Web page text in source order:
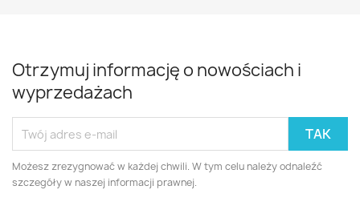
Otrzymuj informację o nowościach i
wyprzedażach
Możesz zrezygnować w każdej chwili. W tym celu należy odnaleźć
szczegóły w naszej informacji prawnej.